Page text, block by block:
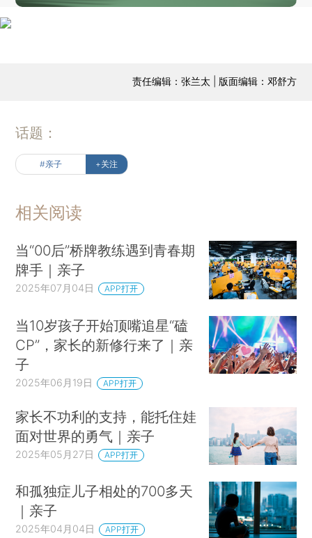
责任编辑：张兰太 | 版面编辑：邓舒方
话题：
#亲子 +关注
相关阅读
当“00后”桥牌教练遇到青春期
牌手｜亲子
2025年07月04日 APP打开
当10岁孩子开始顶嘴追星“磕
CP”，家长的新修行来了｜亲
子
2025年06月19日 APP打开
家长不功利的支持，能托住娃
面对世界的勇气｜亲子
2025年05月27日 APP打开
和孤独症儿子相处的700多天
｜亲子
2025年04月04日 APP打开